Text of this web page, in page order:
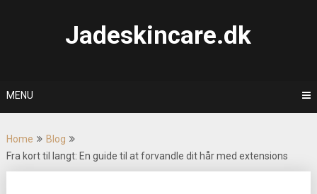
Jadeskincare.dk
MENU
Home
Blog
Fra kort til langt: En guide til at forvandle dit hår med extensions